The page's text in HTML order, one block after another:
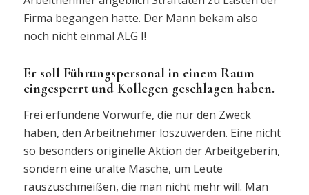
Firma begangen hatte. Der Mann bekam also
noch nicht einmal ALG I!
Er soll Führungspersonal in einem Raum
eingesperrt und Kollegen geschlagen haben.
Frei erfundene Vorwürfe, die nur den Zweck
haben, den Arbeitnehmer loszuwerden. Eine nicht
so besonders originelle Aktion der Arbeitgeberin,
sondern eine uralte Masche, um Leute
rauszuschmeißen, die man nicht mehr will. Man